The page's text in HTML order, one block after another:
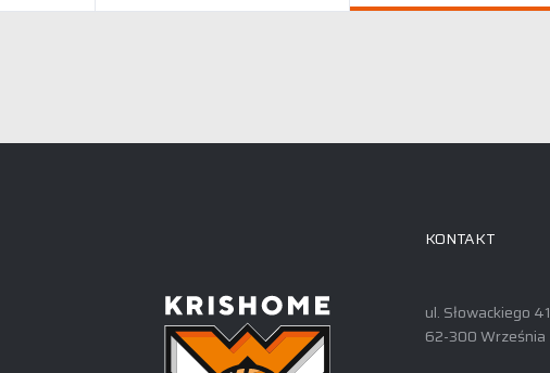
KONTAKT
ul. Słowackiego 41
62-300 Września